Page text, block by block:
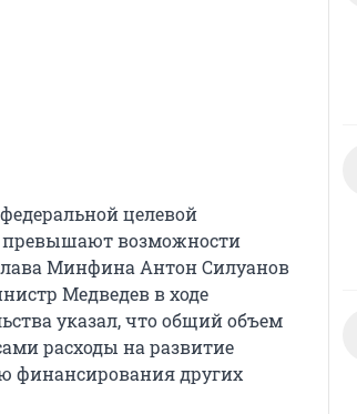
целевой
возможности
Минфина Антон Силуанов
Медведев в ходе
указал, что общий объем
расходы на развитие
финансирования других